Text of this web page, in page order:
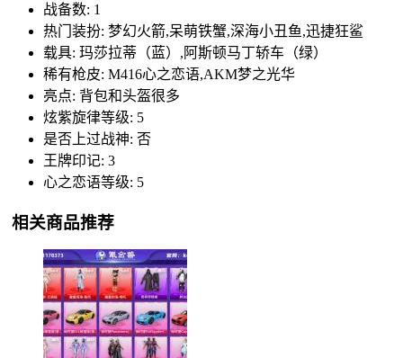
战备数: 1
热门装扮: 梦幻火箭,呆萌铁蟹,深海小丑鱼,迅捷狂鲨
载具: 玛莎拉蒂（蓝）,阿斯顿马丁轿车（绿）
稀有枪皮: M416心之恋语,AKM梦之光华
亮点: 背包和头盔很多
炫紫旋律等级: 5
是否上过战神: 否
王牌印记: 3
心之恋语等级: 5
相关商品推荐